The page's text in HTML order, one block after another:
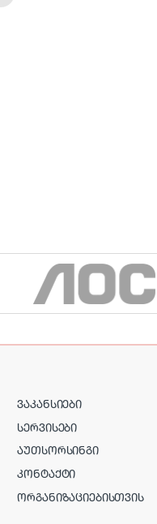
ᲕᲐᲙᲐᲜᲡᲘᲔᲑᲘ
ᲡᲔᲠᲕᲘᲡᲔᲑᲘ
ᲐᲣᲗᲡᲝᲠᲡᲘᲜᲒᲘ
ᲙᲝᲜᲢᲐᲥᲢᲘ
ᲝᲠᲒᲐᲜᲘᲖᲐᲪᲘᲔᲑᲘᲡᲗᲕᲘᲡ